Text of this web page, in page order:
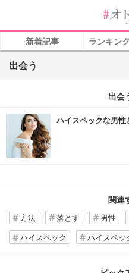
新着記事 ランキン
出会う
出会
ハイスペックな男
関連
方法 落とす 男性
ハイスペック
ハイスペッ